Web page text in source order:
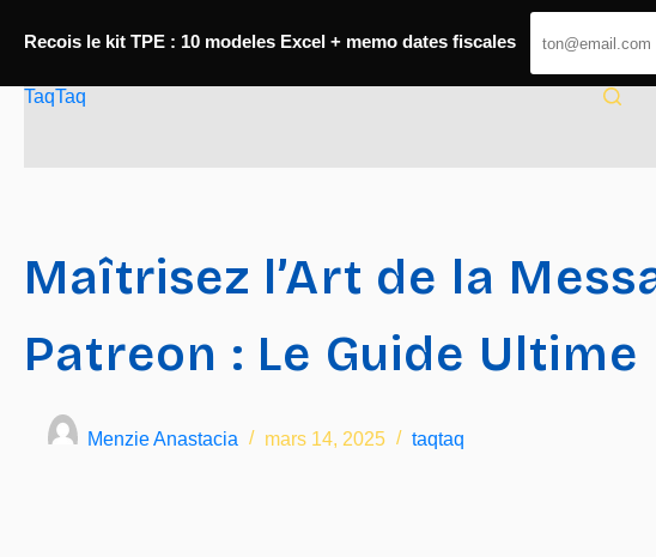
Passer
contenu
TaqTaq
Maîtrisez l’Art de la
Patreon : Le Guide Ultime
Menzie Anastacia mars 14, 2025 taqtaq
Recois le kit TPE : 10 modeles Excel + memo dates fiscales